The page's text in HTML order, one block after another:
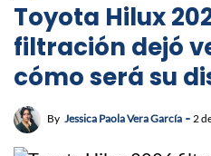
Toyota Hilux
filtración dejó
cómo será su
By Jessica Paola Vera García 2